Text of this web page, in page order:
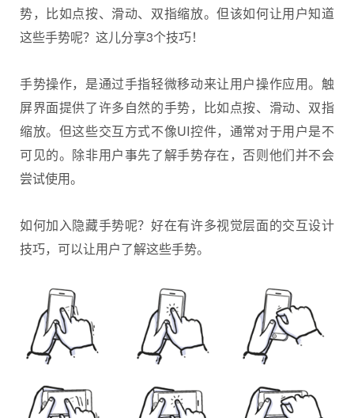
势，比如点按、滑动、双指缩放。但该如何让用户知道
这些手势呢？这儿分享3个技巧！
手势操作，是通过手指轻微移动来让用户操作应用。触
屏界面提供了许多自然的手势，比如点按、滑动、双指
缩放。但这些交互方式不像UI控件，通常对于用户是不
可见的。除非用户事先了解手势存在，否则他们并不会
尝试使用。
如何加入隐藏手势呢？好在有许多视觉层面的交互设计
技巧，可以让用户了解这些手势。